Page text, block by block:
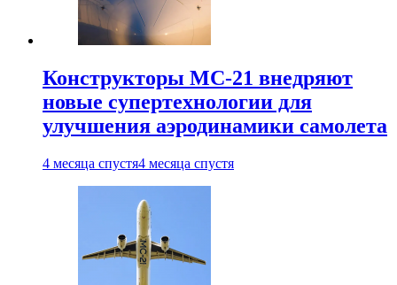
Конструкторы МС-21 внедряют
новые супертехнологии для
улучшения аэродинамики самолета
4 месяца спустя4 месяца спустя